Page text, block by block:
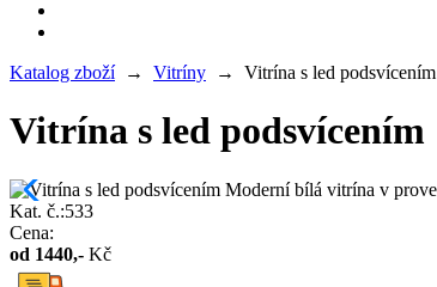
Katalog zboží→ Vitríny → Vitrína s led podsvícením
Vitrína s led podsvícením
Kat. č.:533
Cena:
od 1440,- Kč